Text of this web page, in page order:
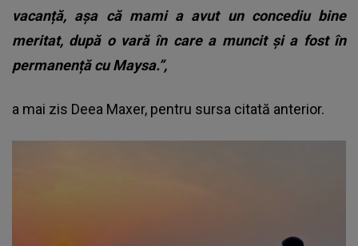
vacanță, așa că mami a avut un concediu bine
meritat, după o vară în care a muncit și a fost în
permanență cu Maysa.”,
a mai zis Deea Maxer, pentru sursa citată anterior.